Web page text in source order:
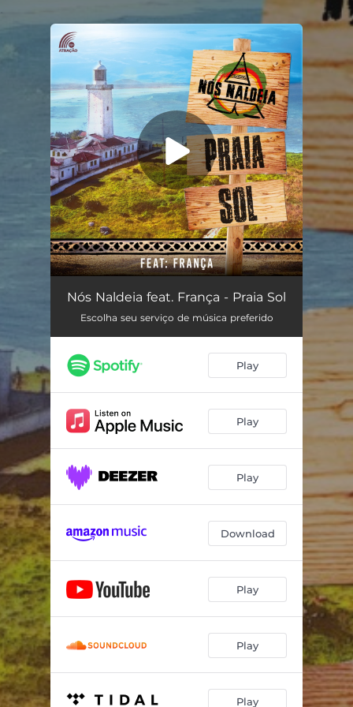
You're all set!
Praia Sol (feat. França) 02:50
Nós Naldeia feat. França - Praia Sol
Escolha seu serviço de música preferido
Play
Play
Play
Download
Play
Play
Play